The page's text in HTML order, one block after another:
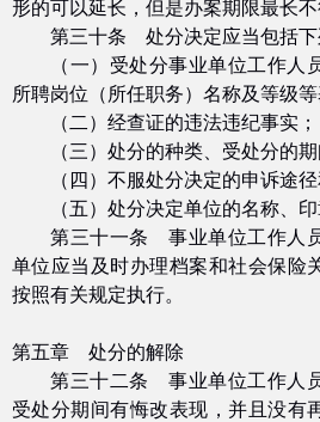
形的可以延长，但是办案期限最长
第三十条 处分决定应当包括下
（一）受处分事业单位工作人
所聘岗位（所任职务）名称及等级等
（二）经查证的违法违纪事实；
（三）处分的种类、受处分的期
（四）不服处分决定的申诉途径
（五）处分决定单位的名称、
第三十一条 事业单位工作人
单位应当及时办理档案和社会保险
按照有关规定执行。
第五章 处分的解除
第三十二条 事业单位工作人
受处分期间有悔改表现，并且没有